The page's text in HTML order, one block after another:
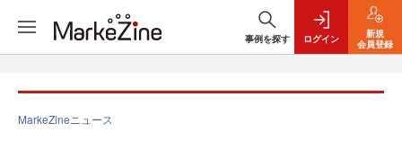
事例を探す ログイン
新規
会員登録
MarkeZineニュース